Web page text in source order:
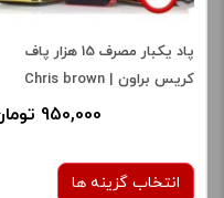
پاد یکبار مصرف 15 هزار پاف
کریس براون | Chris brown
950,000 تومان
انتخاب گزینه ها